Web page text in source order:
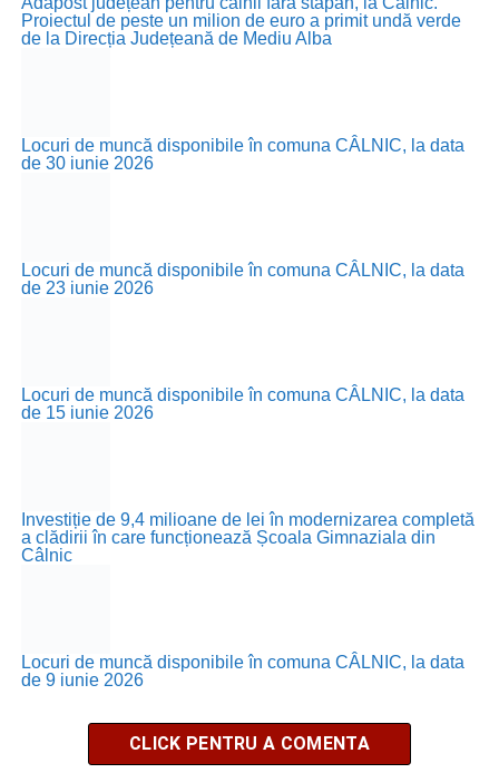
Proiectul de peste un milion de euro a primit undă verde
de la Direcția Județeană de Mediu Alba
Locuri de muncă disponibile în comuna CÂLNIC, la data
de 30 iunie 2026
Locuri de muncă disponibile în comuna CÂLNIC, la data
de 23 iunie 2026
Locuri de muncă disponibile în comuna CÂLNIC, la data
de 15 iunie 2026
Investiție de 9,4 milioane de lei în modernizarea completă
a clădirii în care funcționează Școala Gimnaziala din
Câlnic
Locuri de muncă disponibile în comuna CÂLNIC, la data
de 9 iunie 2026
CLICK PENTRU A COMENTA